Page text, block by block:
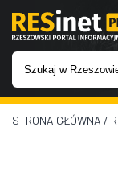
WIADOMOŚCI
STRONA GŁÓWNA /